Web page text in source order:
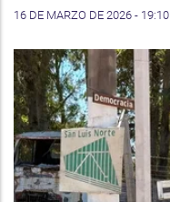
16 DE MARZO DE 2026 - 19:10